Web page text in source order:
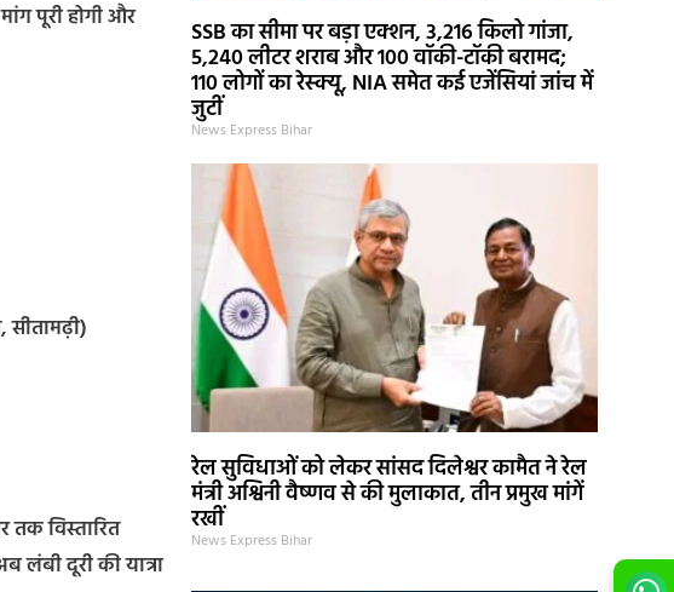
पूरी होगी और
विस्तारित
लंबी दूरी की यात्रा
SSB का सीमा पर बड़ा एक्शन, 3,216 किलो गांजा,
5,240 लीटर शराब और 100 वॉकी-टॉकी बरामद;
110 लोगों का रेस्क्यू, NIA समेत कई एजेंसियां जांच में
जुटीं
News Express Bihar
रेल सुविधाओं को लेकर सांसद दिलेश्वर कामैत ने रेल
मंत्री अश्विनी वैष्णव से की मुलाकात, तीन प्रमुख मांगें
रखीं
News Express Bihar